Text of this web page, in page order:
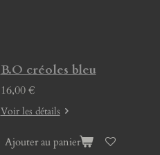
B.O créoles bleu
16,00 €
Voir les détails
Ajouter au panier